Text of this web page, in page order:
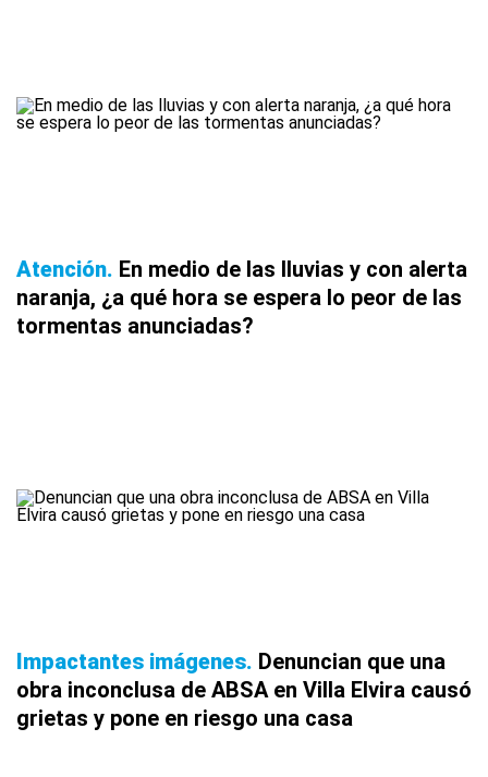
Atención En medio de las lluvias y con alerta
naranja, ¿a qué hora se espera lo peor de las
tormentas anunciadas?
Impactantes imágenes Denuncian que una
obra inconclusa de ABSA en Villa Elvira causó
grietas y pone en riesgo una casa